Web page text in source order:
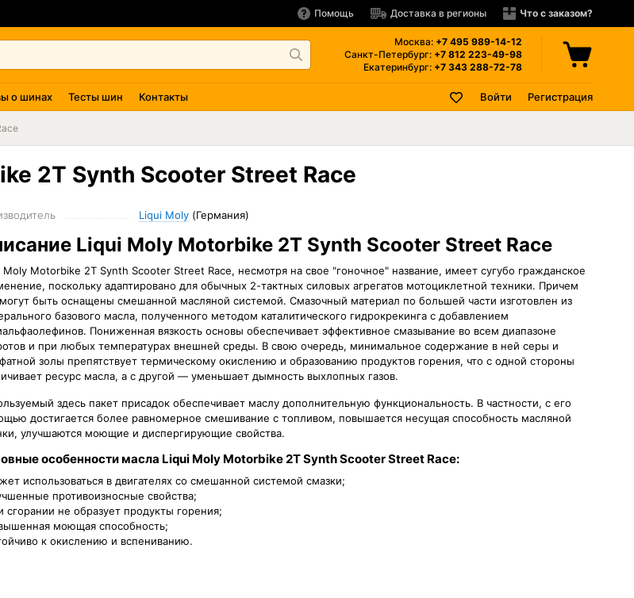
Помощь Доставка в регионы Что с заказом?
Москва: +7 495 989-14-12
Санкт-Петербург: +7 812 223-49-98
Екатеринбург: +7 343 288-72-78
о шинах Тесты шин Контакты Войти Регистрация
2T Synth Scooter Street Race
Liqui Moly (Германия)
Liqui Moly Motorbike 2T Synth Scooter Street Race
Moly Motorbike 2T Synth Scooter Street Race, несмотря на свое "гоночное" название, имеет сугубо гражданское
поскольку адаптировано для обычных 2-тактных силовых агрегатов мотоциклетной техники. Причем
быть оснащены смешанной масляной системой. Смазочный материал по большей части изготовлен из
базового масла, полученного методом каталитического гидрокрекинга с добавлением
Пониженная вязкость основы обеспечивает эффективное смазывание во всем диапазоне
и при любых температурах внешней среды. В свою очередь, минимальное содержание в ней серы и
золы препятствует термическому окислению и образованию продуктов горения, что с одной стороны
ресурс масла, а с другой — уменьшает дымность выхлопных газов.
здесь пакет присадок обеспечивает маслу дополнительную функциональность. В частности, с его
достигается более равномерное смешивание с топливом, повышается несущая способность масляной
улучшаются моющие и диспергирующие свойства.
особенности масла Liqui Moly Motorbike 2T Synth Scooter Street Race:
использоваться в двигателях со смешанной системой смазки;
противоизносные свойства;
сгорании не образует продукты горения;
моющая способность;
к окислению и вспениванию.